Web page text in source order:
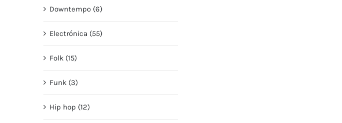
Downtempo (6)
Electrónica (55)
Folk (15)
Funk (3)
Hip hop (12)